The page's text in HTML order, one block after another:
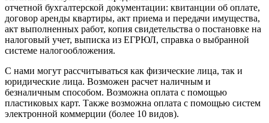
отчетной бухгалтерской документации: квитанции об оплате,
договор аренды квартиры, акт приема и передачи имущества,
акт выполненных работ, копия свидетельства о постановке на
налоговый учет, выписка из ЕГРЮЛ, справка о выбранной
системе налогообложения.
С нами могут рассчитываться как физические лица, так и
юридические лица. Возможен расчет наличным и
безналичным способом. Возможна оплата с помощью
пластиковых карт. Также возможна оплата с помощью систем
электронной коммерции (более 10 видов).